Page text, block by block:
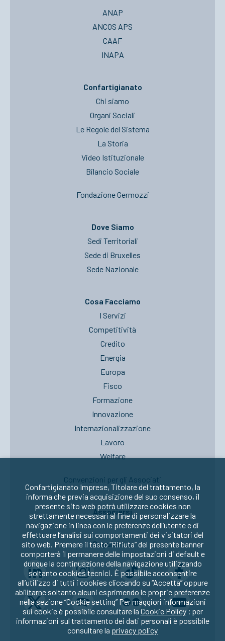
ANAP
ANCOS APS
CAAF
INAPA
Confartigianato
Chi siamo
Organi Sociali
Le Regole del Sistema
La Storia
Video Istituzionale
Bilancio Sociale
Fondazione Germozzi
Dove Siamo
Sedi Territoriali
Sede di Bruxelles
Sede Nazionale
Cosa Facciamo
I Servizi
Competitività
Credito
Energia
Europa
Fisco
Formazione
Innovazione
Internazionalizzazione
Lavoro
Welfare
Convenzioni per gli Associati
Associarsi
Seguici su:
Confartigianato Imprese, Titolare del trattamento, la
informa che previa acquisizione del suo consenso, il
presente sito web potrà utilizzare cookies non
strettamente necessari al fine di personalizzare la
navigazione in linea con le preferenze dell’utente e di
effettuare l’analisi sui comportamenti dei visitatori del
sito web. Premere il tasto “Rifiuta” del presente banner
comporterà il permanere delle impostazioni di default e
dunque la continuazione della navigazione utilizzando
soltanto cookies tecnici. È possibile acconsentire
all’utilizzo di tutti i cookies cliccando su “Accetta” oppure
abilitarne soltanto alcuni esprimendo le proprie preferenze
nella sezione “Cookie setting” Per maggiori informazioni
sui cookie è possibile consultare la Cookie Policy; per
informazioni sul trattamento dei dati personali è possibile
consultare la privacy policy